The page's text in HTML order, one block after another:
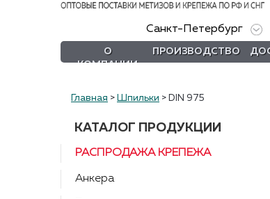
Санкт-Петербург
О
КОМПАНИИ
ПРОИЗВОДСТВО
Производство
Доставка
Информация
ГОСТ/ISO
Главная > Шпильки > DIN 975
КАТАЛОГ ПРОДУКЦИИ
РАСПРОДАЖА КРЕПЕЖА
Анкера